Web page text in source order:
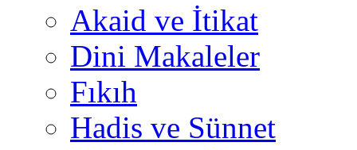
Akaid ve İtikat
Dini Makaleler
Fıkıh
Hadis ve Sünnet